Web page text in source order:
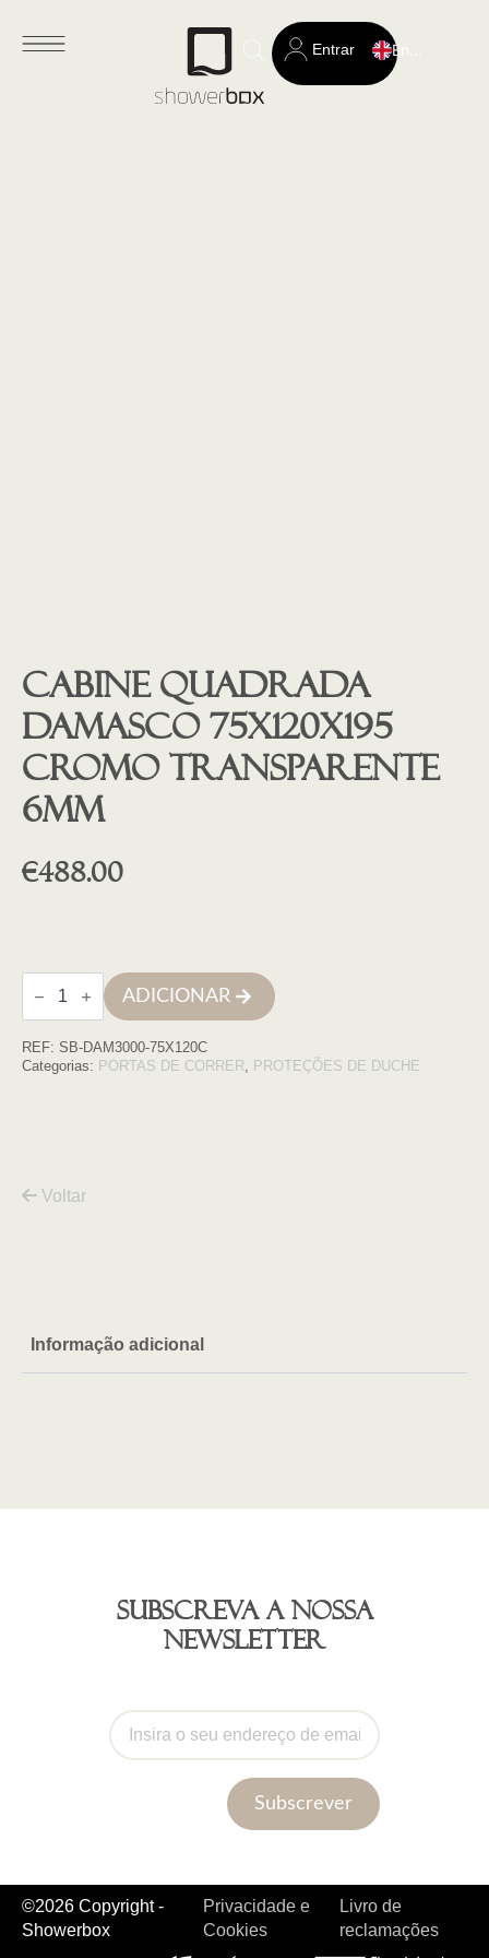
Search
for:
Entrar
Cabine quadrada
Damasco 75x120x195
cromo transparente
6mm
€488.00
Quantidade
de
Cabine
Damasco
75x120x195
ADICIONAR
REF: SB-DAM3000-75X120C
Categorias: PORTAS DE CORRER, PROTEÇÕES DE DUCHE
Voltar
Informação adicional
Subscreva a nossa
newsletter
Subscrever
©2026 Copyright -
Showerbox
Privacidade e
Cookies
Livro de
reclamações